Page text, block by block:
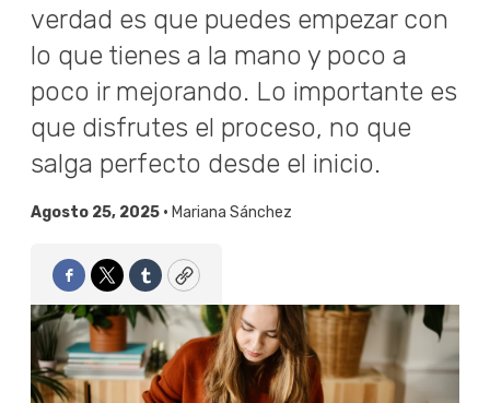
verdad es que puedes empezar con
lo que tienes a la mano y poco a
poco ir mejorando. Lo importante es
que disfrutes el proceso, no que
salga perfecto desde el inicio.
Agosto 25, 2025 • Mariana Sánchez
Facebook
TwitterTumblrCopy